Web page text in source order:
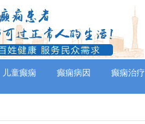
儿童癫痫 癫痫病因 癫痫治疗